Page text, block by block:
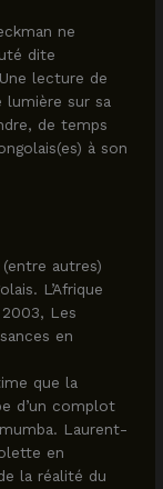
ne
dite
lecture de
lumière sur sa
de temps
à son
autres)
L’Afrique
Les
en
que la
d’un complot
Laurent-
en
la réalité du